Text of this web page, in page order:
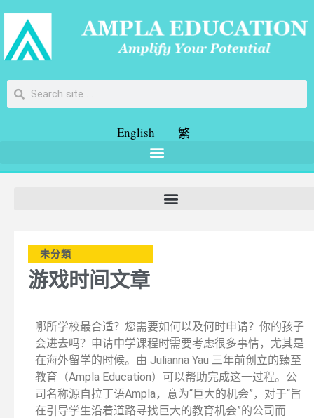
English 繁
未分類
游戏时间文章
哪所学校最合适？您需要如何以及何时申请？你的孩子
会进去吗？申请中学课程时需要考虑很多事情，尤其是
在海外留学的时候。由 Julianna Yau 三年前创立的臻至
教育（Ampla Education）可以帮助完成这一过程。公
司名称源自拉丁语Ampla，意为“巨大的机会”，对于“旨
在引导学生沿着道路寻找巨大的教育机会”的公司而